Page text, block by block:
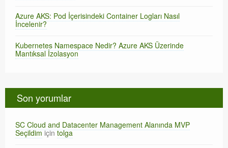
Azure AKS: Pod İçerisindeki Container Logları Nasıl
İncelenir?
Kubernetes Namespace Nedir? Azure AKS Üzerinde
Mantıksal İzolasyon
Son yorumlar
SC Cloud and Datacenter Management Alanında MVP
Seçildimiçintolga